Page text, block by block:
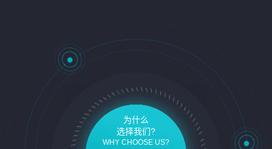
为什么
选择我们?
WHY CHOOSE US?